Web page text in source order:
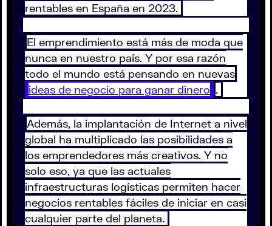
rentables en España en 2023.
El emprendimiento está más de moda que
nunca en nuestro país. Y por esa razón
todo el mundo está pensando en nuevas
ideas de negocio para ganar dinero .
Además, la implantación de Internet a nivel
global ha multiplicado las posibilidades a
los emprendedores más creativos. Y no
solo eso, ya que las actuales
infraestructuras logísticas permiten hacer
negocios rentables fáciles de iniciar en casi
cualquier parte del planeta.